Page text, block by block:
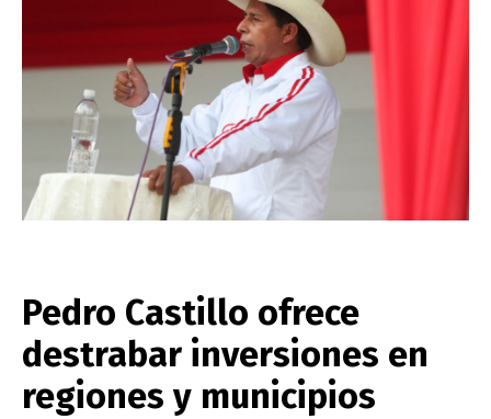
Pedro Castillo ofrece
destrabar inversiones en
regiones y municipios